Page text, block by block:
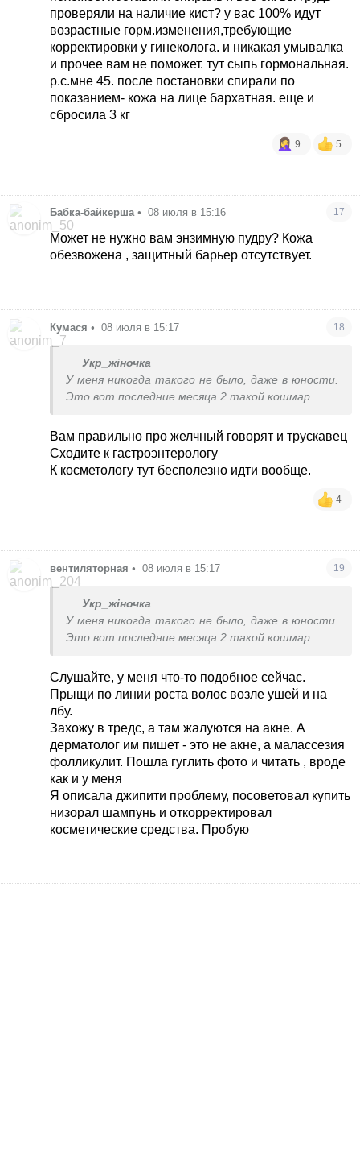
проверяли на наличие кист? у вас 100% идут
возрастные горм.изменения,требующие
корректировки у гинеколога. и никакая умывалка
и прочее вам не поможет. тут сыпь гормональная.
р.с.мне 45. после постановки спирали по
показанием- кожа на лице бархатная. еще и
сбросила 3 кг
9 5
Бабка-байкерша • 08 июля в 15:16 17
Может не нужно вам энзимную пудру? Кожа
обезвожена , защитный барьер отсутствует.
Кумася • 08 июля в 15:17 18
Укр_жіночка
У меня никогда такого не было, даже в юности.
Это вот последние месяца 2 такой кошмар
Вам правильно про желчный говорят и трускавец
Сходите к гастроэнтерологу
К косметологу тут бесполезно идти вообще.
4
вентиляторная • 08 июля в 15:17 19
Укр_жіночка
У меня никогда такого не было, даже в юности.
Это вот последние месяца 2 такой кошмар
Слушайте, у меня что-то подобное сейчас.
Прыщи по линии роста волос возле ушей и на
лбу.
Захожу в тредс, а там жалуются на акне. А
дерматолог им пишет - это не акне, а малассезия
фолликулит. Пошла гуглить фото и читать , вроде
как и у меня
Я описала джипити проблему, посоветовал купить
низорал шампунь и откорректировал
косметические средства. Пробую